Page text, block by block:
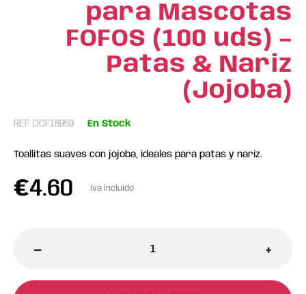
para Mascotas
FOFOS (100 uds) –
Patas & Nariz
(Jojoba)
REF: DCF18959 En Stock
Toallitas suaves con jojoba, ideales para patas y nariz.
€4.60 Iva incluido
- +